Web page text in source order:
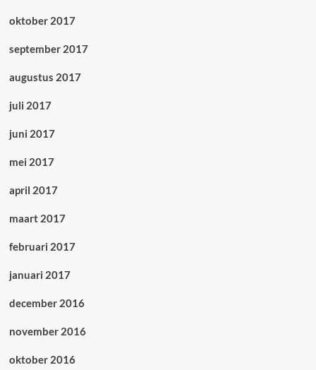
oktober 2017
september 2017
augustus 2017
juli 2017
juni 2017
mei 2017
april 2017
maart 2017
februari 2017
januari 2017
december 2016
november 2016
oktober 2016